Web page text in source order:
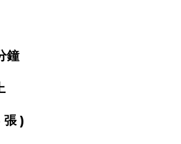
鐘
張 )